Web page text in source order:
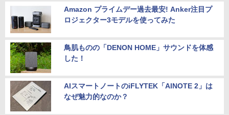
Amazon プライムデー過去最安! Anker注目プ
ロジェクター3モデルを使ってみた
鳥肌ものの「DENON HOME」サウンドを体感
した！
AIスマートノートのiFLYTEK「AINOTE 2」は
なぜ魅力的なのか？